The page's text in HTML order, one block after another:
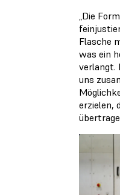
„Die
Flasche
was ein
verlangt.
uns
erzielen,